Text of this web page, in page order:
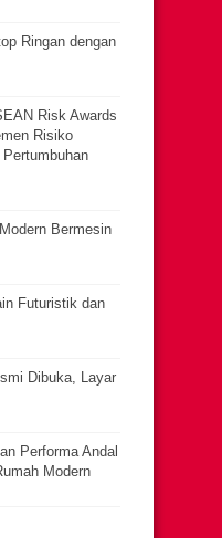
Ringan dengan
Risk Awards
Risiko
Bermesin
Futuristik dan
Dibuka, Layar
Performa Andal
Modern